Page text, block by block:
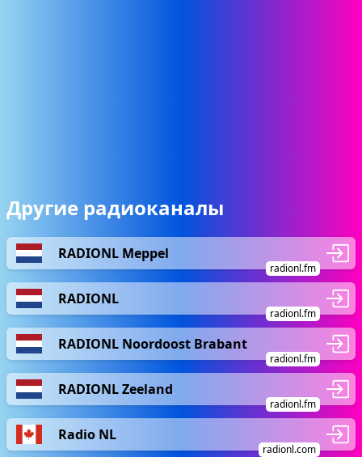
Другие радиоканалы
RADIONL Meppel
radionl.fm
RADIONL
radionl.fm
RADIONL Noordoost Brabant
radionl.fm
RADIONL Zeeland
radionl.fm
Radio NL
radionl.com